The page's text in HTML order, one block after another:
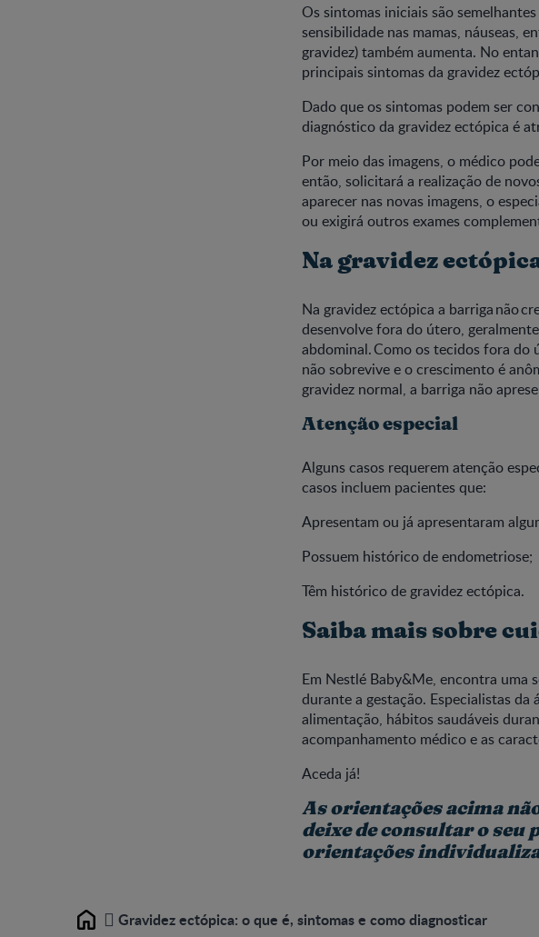
Os sintomas iniciais são
sensibilidade nas mamas, náuseas,
gravidez) também aumenta. No
principais sintomas da gravidez
Dado que os sintomas podem ser
diagnóstico da gravidez ectópica é
Por meio das imagens, o médico
então, solicitará a realização de
aparecer nas novas imagens, o
ou exigirá outros exames
Na gravidez
Na gravidez ectópica a barriga não
desenvolve fora do útero,
abdominal. Como os tecidos fora
não sobrevive e o crescimento é
gravidez normal, a barriga não
Atenção especial
Alguns casos requerem atenção
casos incluem pacientes que:
Apresentam ou já apresentaram
Possuem histórico de endometriose;
Têm histórico de gravidez ectópica.
Saiba mais sobre
Em Nestlé Baby&Me, encontra uma
durante a gestação. Especialistas
alimentação, hábitos saudáveis
acompanhamento médico e as
Aceda já!
As orientações acima
deixe de consultar o seu
orientações
Home Gravidez ectópica: o que é, sintomas e como diagnosticar